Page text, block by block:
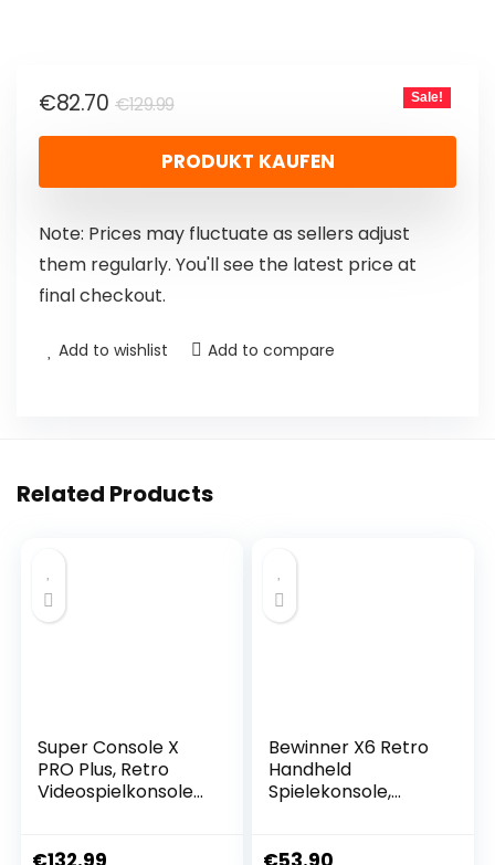
€129.99
€82.70 Sale!
PRODUKT KAUFEN
Note: Prices may fluctuate as sellers adjust
them regularly. You'll see the latest price at
final checkout.
Add to wishlist Add to compare
Related Products
Super Console X
PRO Plus, Retro
Videospielkonsole
und Game-Dual-
Bewinner X6 Retro
Handheld
Spielekonsole,
Videospielkonsolen